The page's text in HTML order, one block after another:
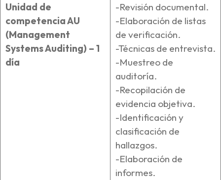
Unidad de
competencia AU
(Management
Systems Auditing) – 1
día
-Revisión documental.
-Elaboración de listas
de verificación.
-Técnicas de entrevista.
-Muestreo de
auditoría.
-Recopilación de
evidencia objetiva.
-Identificación y
clasificación de
hallazgos.
-Elaboración de
informes.